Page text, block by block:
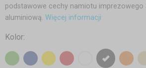
podstawowe cechy namiotu imprezowego
aluminiową. Więcej informacji
Kolor: